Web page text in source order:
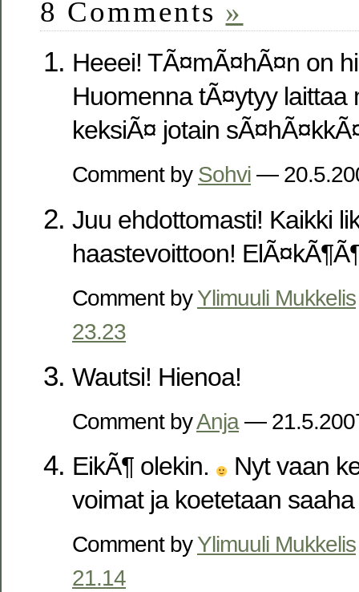
8 Comments »
Heeei! TÃ¤mÃ¤hÃ¤n on
Huomenna tÃ¤ytyy laittaa
keksiÃ¤ jotain
Comment by Sohvi —
Juu ehdottomasti! Kaikki
haastevoittoon!
Comment byYlimuuli Mukkelis
23.23
Wautsi! Hienoa!
Comment byAnja—
EikÃ¶ olekin.
Nyt vaan
voimat ja koetetaan
Comment byYlimuuli Mukkelis
21.14